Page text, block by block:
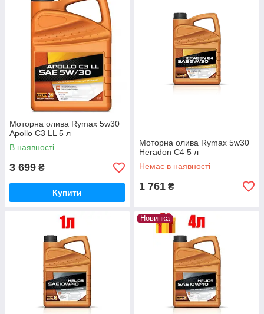
Моторна олива Rymax 5w30
Apollo C3 LL 5 л
В наявності
3 699 ₴
Купити
Моторна олива Rymax 5w30
Heradon C4 5 л
Немає в наявності
1 761 ₴
Новинка